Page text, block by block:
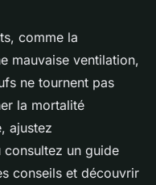
comme la
mauvaise ventilation,
ne tournent pas
la mortalité
ajustez
consultez un guide
conseils et découvrir